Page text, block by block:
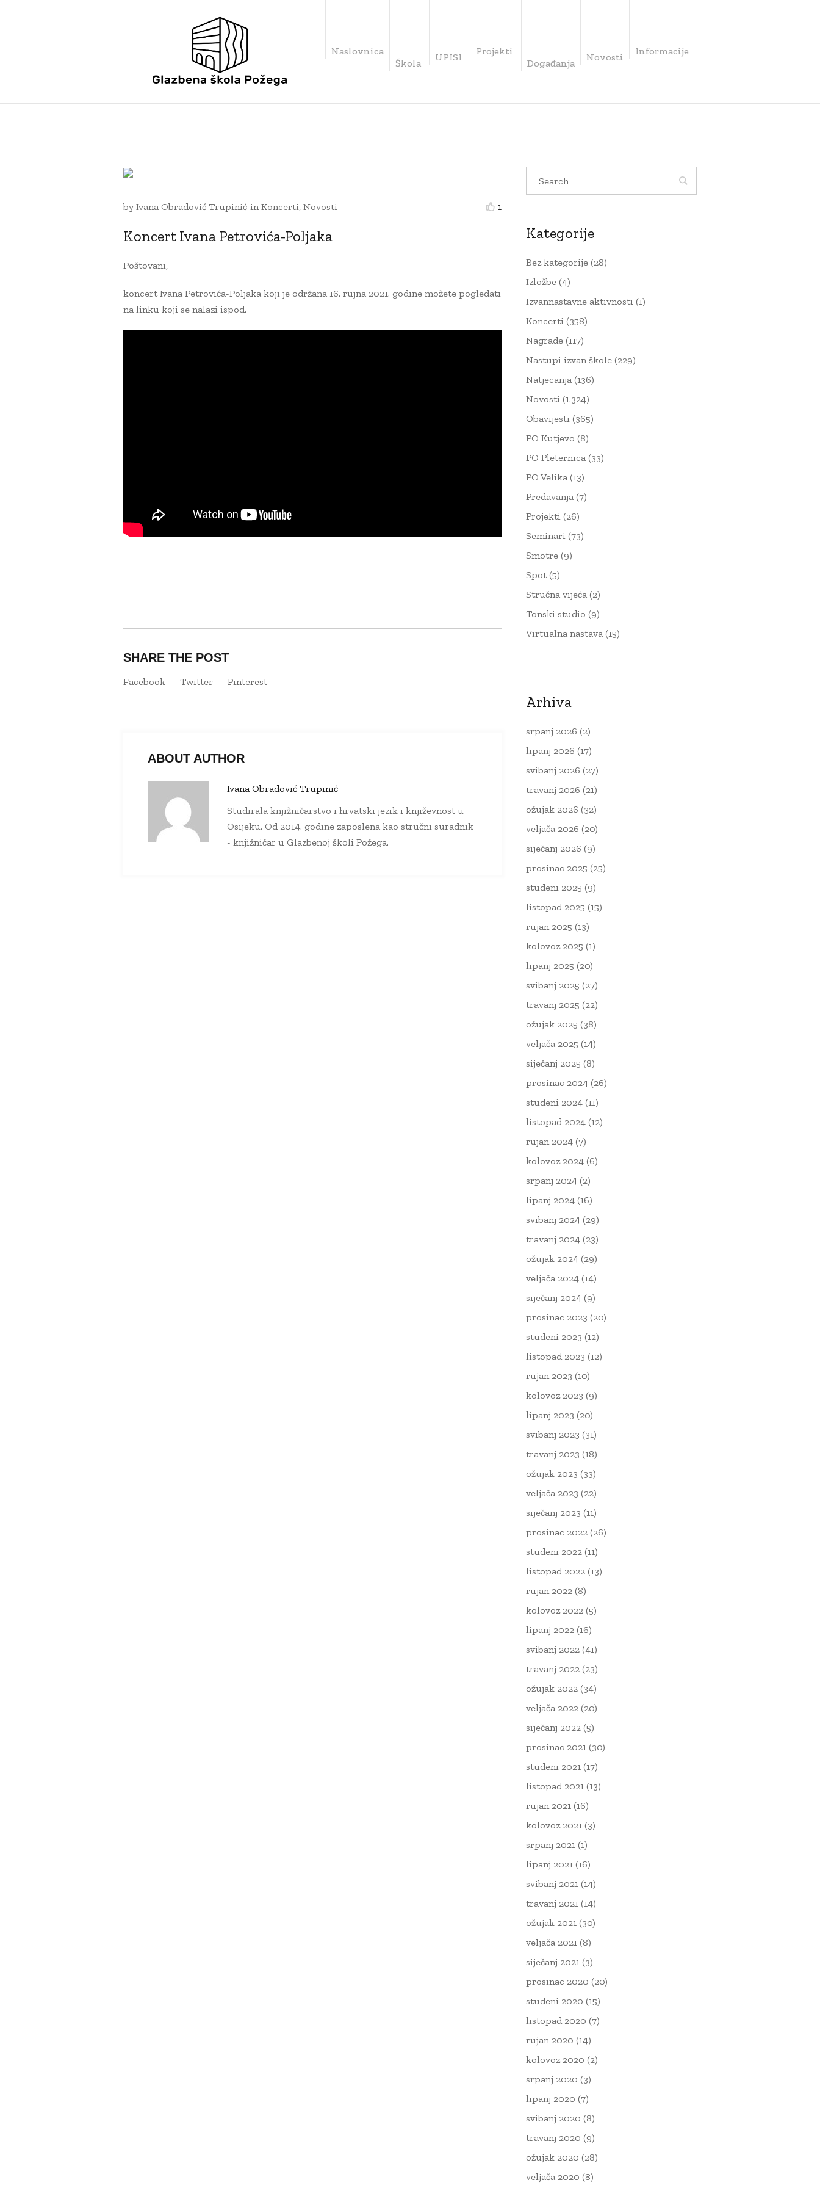
Naslovnica
Škola
UPISI
Projekti
Događanja
Novosti
Informacije
1
by Ivana Obradović Trupinić inKoncerti, Novosti
Koncert Ivana Petrovića-Poljaka
Poštovani,
koncert Ivana Petrovića-Poljaka koji je održana 16. rujna 2021. godine možete pogledati
na linku koji se nalazi ispod.
SHARE THE POST
Facebook Twitter Pinterest
ABOUT AUTHOR
Ivana Obradović Trupinić
Studirala knjižničarstvo i hrvatski jezik i književnost u
Osijeku. Od 2014. godine zaposlena kao stručni suradnik
- knjižničar u Glazbenoj školi Požega.
Kategorije
Bez kategorije (28)
Izložbe (4)
Izvannastavne aktivnosti (1)
Koncerti (358)
Nagrade (117)
Nastupi izvan škole (229)
Natjecanja (136)
Novosti (1.324)
Obavijesti (365)
PO Kutjevo (8)
PO Pleternica (33)
PO Velika (13)
Predavanja (7)
Projekti (26)
Seminari (73)
Smotre (9)
Spot(5)
Stručna vijeća (2)
Tonski studio (9)
Virtualna nastava (15)
Arhiva
srpanj 2026 (2)
lipanj 2026 (17)
svibanj 2026 (27)
travanj 2026 (21)
ožujak 2026 (32)
veljača 2026 (20)
siječanj 2026 (9)
prosinac 2025 (25)
studeni 2025 (9)
listopad 2025 (15)
rujan 2025 (13)
kolovoz 2025 (1)
lipanj 2025 (20)
svibanj 2025 (27)
travanj 2025 (22)
ožujak 2025 (38)
veljača 2025 (14)
siječanj 2025 (8)
prosinac 2024 (26)
studeni 2024 (11)
listopad 2024 (12)
rujan 2024 (7)
kolovoz 2024 (6)
srpanj 2024 (2)
lipanj 2024 (16)
svibanj 2024 (29)
travanj 2024 (23)
ožujak 2024 (29)
veljača 2024 (14)
siječanj 2024 (9)
prosinac 2023 (20)
studeni 2023 (12)
listopad 2023 (12)
rujan 2023 (10)
kolovoz 2023 (9)
lipanj 2023 (20)
svibanj 2023 (31)
travanj 2023 (18)
ožujak 2023 (33)
veljača 2023 (22)
siječanj 2023 (11)
prosinac 2022 (26)
studeni 2022 (11)
listopad 2022 (13)
rujan 2022 (8)
kolovoz 2022 (5)
lipanj 2022 (16)
svibanj 2022 (41)
travanj 2022 (23)
ožujak 2022 (34)
veljača 2022 (20)
siječanj 2022 (5)
prosinac 2021 (30)
studeni 2021 (17)
listopad 2021 (13)
rujan 2021 (16)
kolovoz 2021 (3)
srpanj 2021 (1)
lipanj 2021 (16)
svibanj 2021 (14)
travanj 2021 (14)
ožujak 2021 (30)
veljača 2021 (8)
siječanj 2021 (3)
prosinac 2020 (20)
studeni 2020 (15)
listopad 2020 (7)
rujan 2020 (14)
kolovoz 2020 (2)
srpanj 2020 (3)
lipanj 2020 (7)
svibanj 2020 (8)
travanj 2020 (9)
ožujak 2020 (28)
veljača 2020 (8)